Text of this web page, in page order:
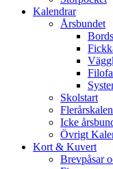
Kalendrar
Årsbundet
Skolstart
Icke
Övrigt
Kort & Kuvert
Brevpåsar